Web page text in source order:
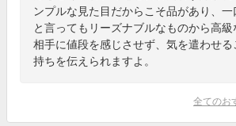
ンプルな見た目だからこそ品があり、
と言ってもリーズナブルなものから高級
相手に値段を感じさせず、気を遣わせ
持ちを伝えられますよ。
全てのお